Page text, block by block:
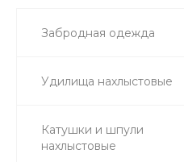
Забродная одежда
Удилища нахлыстовые
Катушки и шпули
нахлыстовые